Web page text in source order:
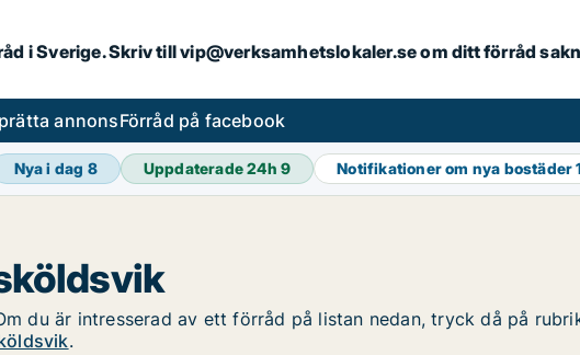
i Sverige. Skriv till vip@verksamhetslokaler.se om ditt förråd
annonsFörråd på facebook
Nya i dag 8 Uppdaterade 24h9 Notifikationer om nya bostäder
du är intresserad av ett förråd på listan nedan, tryck då på
.